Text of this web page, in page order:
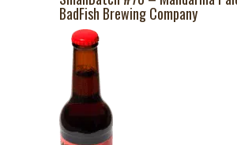
BadFish Brewing Company